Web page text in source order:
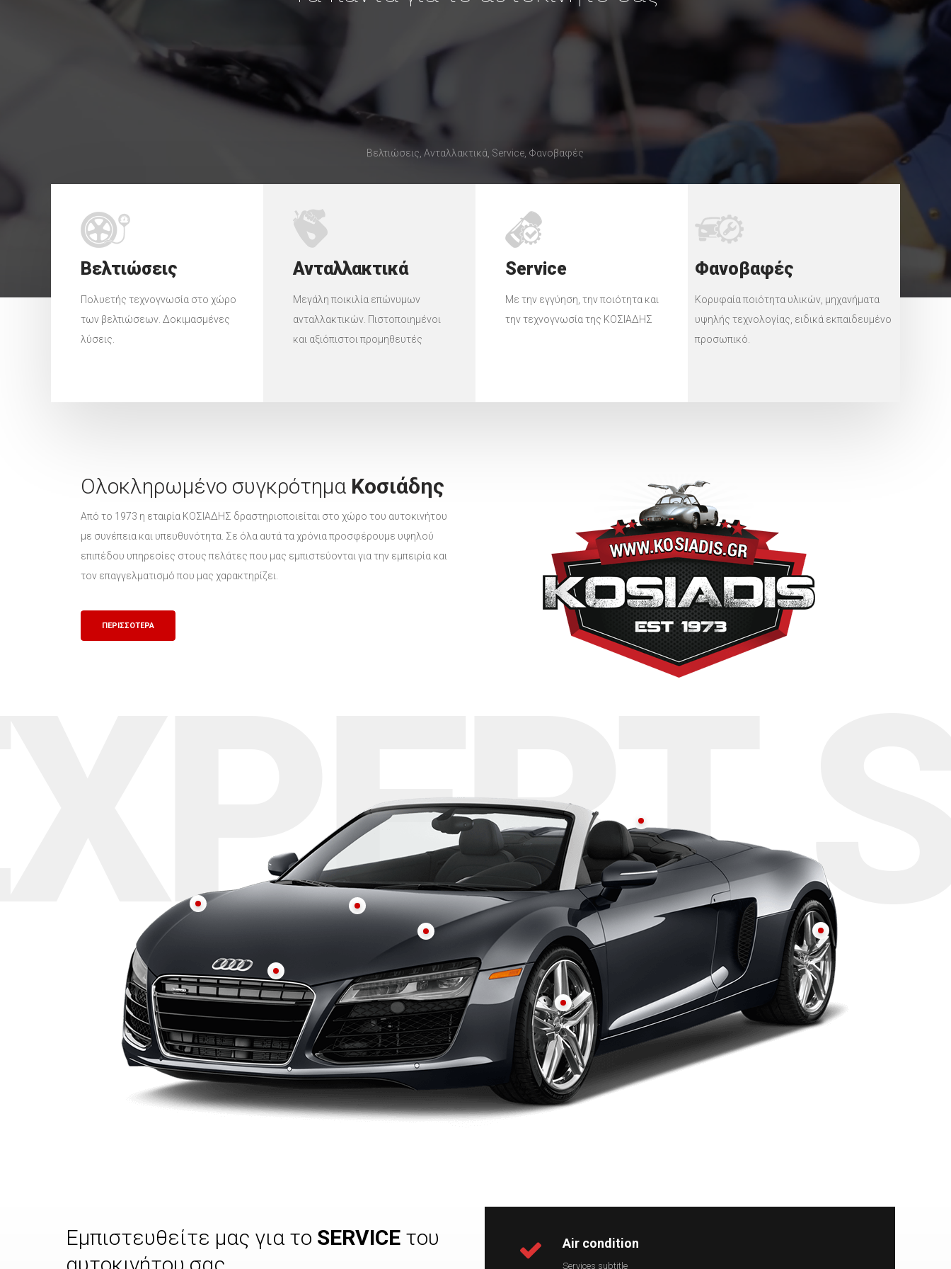
Βελτιώσεις, Ανταλλακτικά, Service, Φανοβαφές
Βελτιώσεις
Πολυετής τεχνογνωσία στο χώρο
των βελτιώσεων. Δοκιμασμένες
λύσεις.
Ανταλλακτικά
Μεγάλη ποικιλία επώνυμων
ανταλλακτικών. Πιστοποιημένοι
και αξιόπιστοι προμηθευτές
Service
Με την εγγύηση, την ποιότητα και
την τεχνογνωσία της ΚΟΣΙΑΔΗΣ
Φανοβαφές
Κορυφαία ποιότητα υλικών, μηχανήματα
υψηλής τεχνολογίας, ειδικά εκπαιδευμένο
προσωπικό.
Ολοκληρωμένο συγκρότημαΚοσιάδης
Από το 1973 η εταιρία ΚΟΣΙΑΔΗΣ δραστηριοποιείται στο χώρο του αυτοκινήτου
με συνέπεια και υπευθυνότητα. Σε όλα αυτά τα χρόνια προσφέρουμε υψηλού
επιπέδου υπηρεσίες στους πελάτες που μας εμπιστεύονται για την εμπειρία και
τον επαγγελματισμό που μας χαρακτηρίζει.
ΠΕΡΙΣΣΟΤΕΡΑ
Εμπιστευθείτε μας για το SERVICE του
Air condition
Services subtitle